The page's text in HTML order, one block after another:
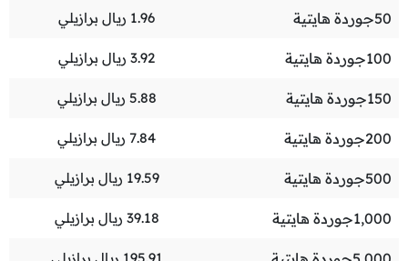
50جوردة هايتية 1.96 ريال برازيلي
100جوردة هايتية 3.92 ريال برازيلي
150جوردة هايتية 5.88 ريال برازيلي
200جوردة هايتية 7.84 ريال برازيلي
500جوردة هايتية 19.59 ريال برازيلي
1,000جوردة هايتية 39.18 ريال برازيلي